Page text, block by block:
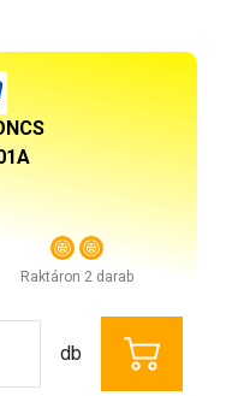
Raktáron 2 darab
db